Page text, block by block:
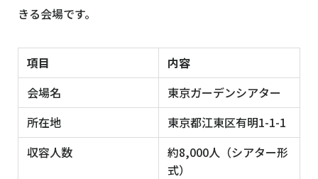
きる会場です。
項目
内容
会場名
東京ガーデンシアター
所在地
東京都江東区有明1-1-1
収容人数
約8,000人（シアター形
式）